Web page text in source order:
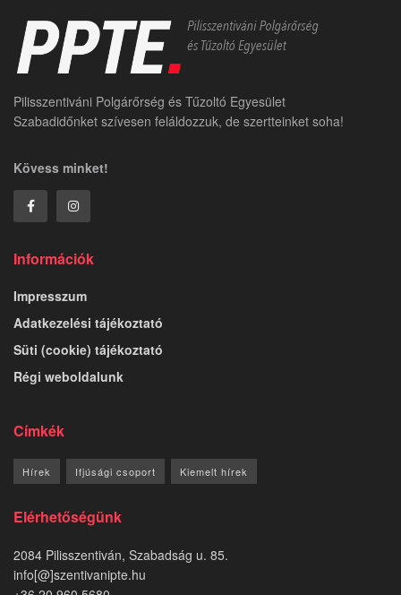
Pilisszentiváni Polgárőrség és Tűzoltó Egyesület
Szabadidőnket szívesen feláldozzuk, de szertteinket soha!
Kövess minket!
Információk
Impresszum
Adatkezelési tájékoztató
Süti (cookie) tájékoztató
Régi weboldalunk
Címkék
Hírek Ifjúsági csoport Kiemelt hírek
Elérhetőségünk
2084 Pilisszentiván, Szabadság u. 85.
info[@]szentivanipte.hu